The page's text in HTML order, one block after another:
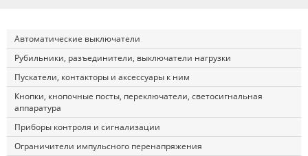
Автоматические выключатели
Рубильники, разъединители, выключатели нагрузки
Пускатели, контакторы и аксессуары к ним
Кнопки, кнопочные посты, переключатели, светосигнальная
аппаратура
Приборы контроля и сигнализации
Ограничители импульсного перенапряжения